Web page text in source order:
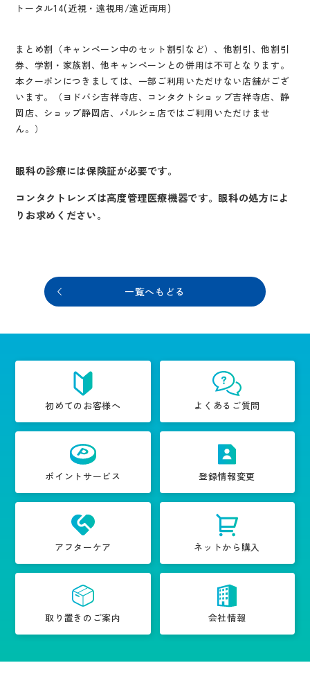
トータル14(近視・遠視用/遠近両用)
まとめ割（キャンペーン中のセット割引など）、他割引、他割引
券、学割・家族割、他キャンペーンとの併用は不可となります。
本クーポンにつきましては、一部ご利用いただけない店舗がござ
います。（ヨドバシ吉祥寺店、コンタクトショップ吉祥寺店、静
岡店、ショップ静岡店、パルシェ店ではご利用いただけませ
ん。）
眼科の診療には保険証が必要です。
コンタクトレンズは高度管理医療機器です。眼科の処方によ
りお求めください。
一覧へもどる
初めてのお客様へ よくあるご質問
ポイントサービス 登録情報変更
アフターケア ネットから購入
取り置きのご案内 会社情報